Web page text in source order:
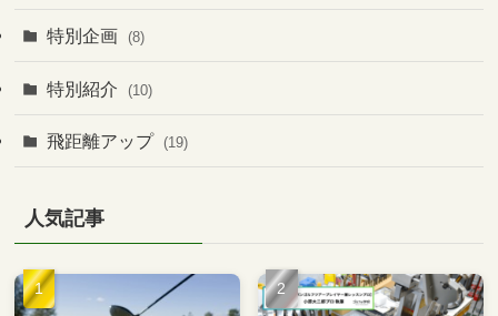
特別企画 (8)
特別紹介 (10)
飛距離アップ (19)
人気記事